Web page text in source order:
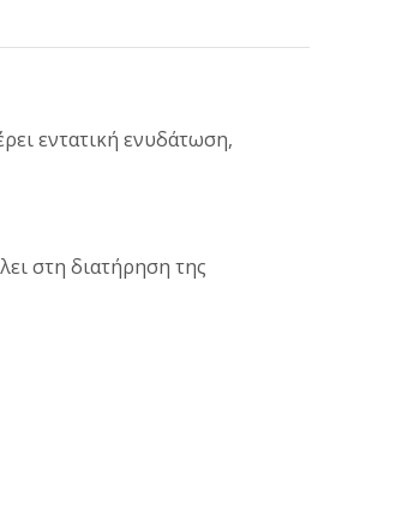
εντατική ενυδάτωση,
στη διατήρηση της